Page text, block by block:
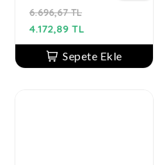
6.696,67 TL
4.172,89 TL
Sepete Ekle